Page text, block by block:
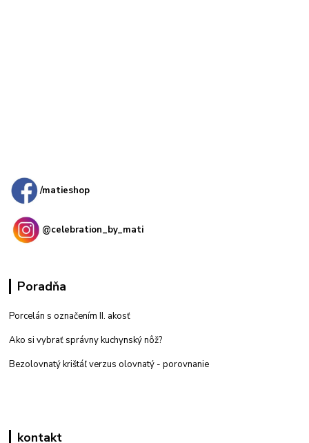
/matieshop
@celebration_by_mati
Poradňa
Porcelán s označením II. akosť
Ako si vybrať správny kuchynský nôž?
Bezolovnatý krištáľ verzus olovnatý - porovnanie
kontakt